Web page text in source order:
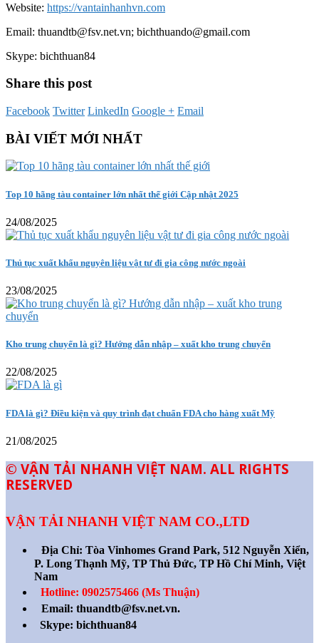
Website: https://vantainhanhvn.com
Email: thuandtb@fsv.net.vn; bichthuando@gmail.com
Skype: bichthuan84
Share this post
Facebook Twitter LinkedIn Google + Email
BÀI VIẾT MỚI NHẤT
Top 10 hãng tàu container lớn nhất thế giới Cập nhật 2025
24/08/2025
Thủ tục xuất khẩu nguyên liệu vật tư đi gia công nước ngoài
23/08/2025
Kho trung chuyển là gì? Hướng dẫn nhập – xuất kho trung chuyển
22/08/2025
FDA là gì? Điều kiện và quy trình đạt chuẩn FDA cho hàng xuất Mỹ
21/08/2025
© VẬN TẢI NHANH VIỆT NAM. ALL RIGHTS
RESERVED
VẬN TẢI NHANH VIỆT NAM CO.,LTD
Địa Chỉ: Tòa Vinhomes Grand Park, 512 Nguyễn Xiển,
P. Long Thạnh Mỹ, TP Thủ Đức, TP Hồ Chí Minh, Việt
Nam
Hotline: 0902575466 (Ms Thuận)
Email: thuandtb@fsv.net.vn.
Skype: bichthuan84